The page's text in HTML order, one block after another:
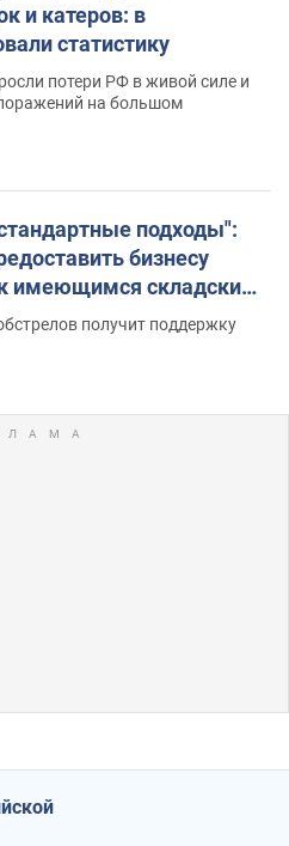
и катеров: в
статистику
потери РФ в живой силе и
на большом
подходы":
бизнесу
имеющимся складским
получит поддержку